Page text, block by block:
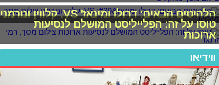
הלהיטים הבאים: דרולו ומינאז' VS. קלווין ונורמני
טוסו על זה: הפלייליסט המושלם לנסיעות
ארוכות
ווידיאו